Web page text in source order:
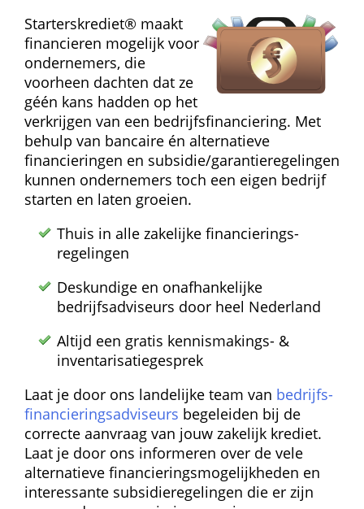
Starterskrediet® maakt
financieren mogelijk voor
ondernemers, die
voorheen dachten dat ze
géén kans hadden op het
verkrijgen van een bedrijfs­financiering. Met
behulp van bancaire én alternatieve
financieringen en subsidie/garantie­regelingen
kunnen ondernemers toch een eigen bedrijf
starten en laten groeien.
Thuis in alle zakelijke financierings­
regelingen
Deskundige en onafhankelijke
bedrijfsadviseurs door heel Nederland
Altijd een gratis kennismakings- &
inventarisatie­gesprek
Laat je door ons landelijke team van bedrijfs­
financierings­adviseurs begeleiden bij de
correcte aanvraag van jouw zakelijk krediet.
Laat je door ons informeren over de vele
alternatieve financierings­mogelijkheden en
interessante subsidie­regelingen die er zijn